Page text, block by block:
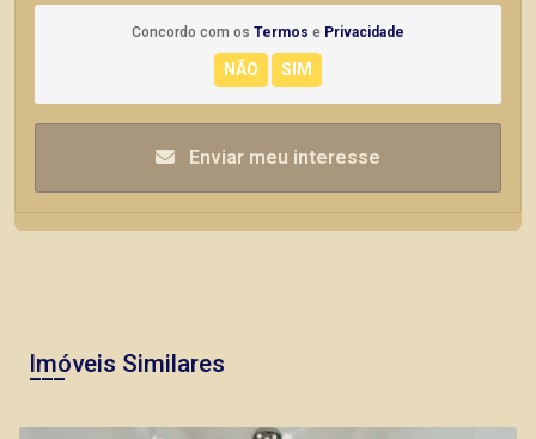
Concordo com os Termos e Privacidade
Enviar meu interesse
Imóveis Similares